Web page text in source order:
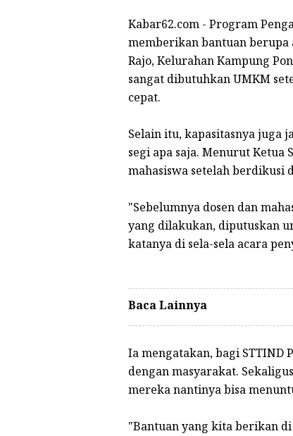
Kabar62.com - Program
memberikan bantuan
Rajo, Kelurahan Kampung
sangat dibutuhkan UMKM
cepat.
Selain itu, kapasitasnya juga
segi apa saja. Menurut Ketua
mahasiswa setelah berdikusi
"Sebelumnya dosen dan
yang dilakukan, diputuskan
katanya di sela-sela acara
Baca Lainnya
Ia mengatakan, bagi STTIND
dengan masyarakat.
mereka nantinya bisa
"Bantuan yang kita berikan